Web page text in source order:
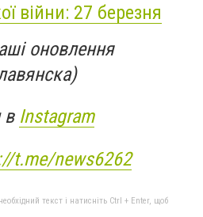
війни: 27 березня
оновлення
в Instagram
t.me/news6262
текст і натисніть Ctrl + Enter, щоб